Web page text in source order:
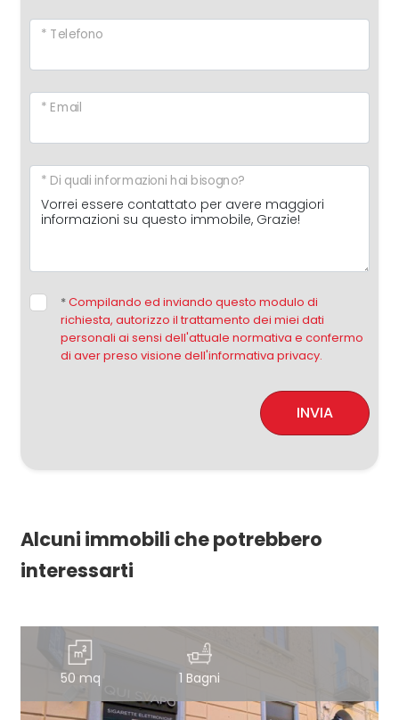
* Telefono
* Email
* Di quali informazioni hai bisogno?
*Compilando ed inviando questo modulo di
richiesta, autorizzo il trattamento dei miei dati
personali ai sensi dell'attuale normativa e confermo
di aver preso visione dell'informativa privacy.
INVIA
Alcuni immobili che potrebbero
interessarti
50 mq 1 Bagni